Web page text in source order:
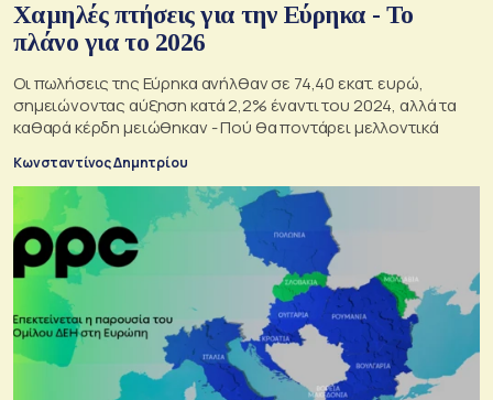
Χαμηλές πτήσεις για την Εύρηκα - Το
πλάνο για το 2026
Οι πωλήσεις της Εύρηκα ανήλθαν σε 74,40 εκατ. ευρώ,
σημειώνοντας αύξηση κατά 2,2% έναντι του 2024, αλλά τα
καθαρά κέρδη μειώθηκαν - Πού θα ποντάρει μελλοντικά
Κωνσταντίνος Δημητρίου